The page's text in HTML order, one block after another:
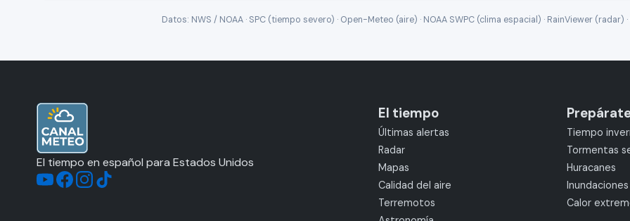
Datos: NWS / NOAA · SPC (tiempo severo) · Open-Meteo (aire) · NOAA SWPC (clima espacial) · RainViewer (radar)
El tiempo en español para Estados Unidos
El tiempo
Últimas alertas
Radar
Mapas
Calidad del aire
Terremotos
Tiempo
Tormentas
Huracanes
Inundaciones
Calor